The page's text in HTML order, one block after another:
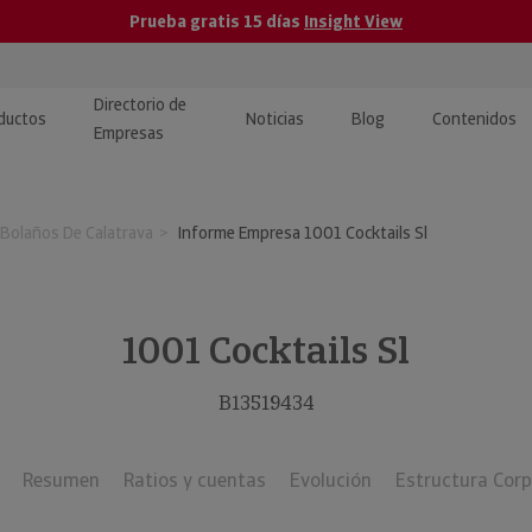
Prueba gratis 15 días Insight View
Directorio de
Empresas
Noticias Blog Contenidos
y tutoriales
Investigada
De Calatrava Informe Empresa 1001 Cocktails Sl
1001 Cocktails Sl
B13519434
Resumen Ratios y cuentas Evolución Estructura